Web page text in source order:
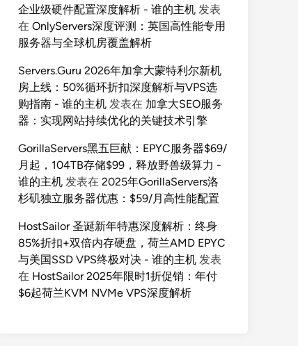
企业级硬件配置深度解析 - 谁的主机 发表
在 OnlyServers深度评测：英国高性能专用
服务器与全球机房覆盖解析
Servers.Guru 2026年加拿大蒙特利尔新机
房上线：50%循环折扣深度解析与VPS选
购指南 - 谁的主机 发表在 加拿大SEO服务
器：实现网站持续优化的关键技术引擎
GorillaServers黑五巨献：EPYC服务器$69/
月起，104TB存储$99，释放野兽级算力 -
谁的主机 发表在 2025年GorillaServers洛
杉矶独立服务器优惠：$59/月高性能配置
HostSailor 圣诞新年特惠深度解析：终身
85%折扣+双倍内存硬盘，荷兰AMD EPYC
与美国SSD VPS终极对决 - 谁的主机 发表
在 HostSailor 2025年限时1折促销：年付
$6起荷兰KVM NVMe VPS深度解析